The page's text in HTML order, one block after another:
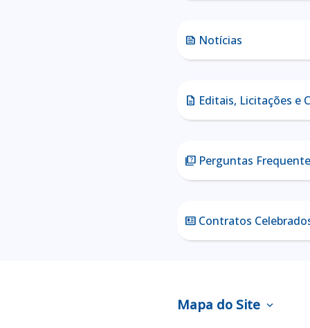
news Notícias
description Editais, Licitações e
quiz Perguntas
newsmode Contratos
Mapa do Site expand_more